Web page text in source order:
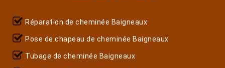
Réparation de cheminée Baigneaux
Pose de chapeau de cheminée Baigneaux
Tubage de cheminée Baigneaux